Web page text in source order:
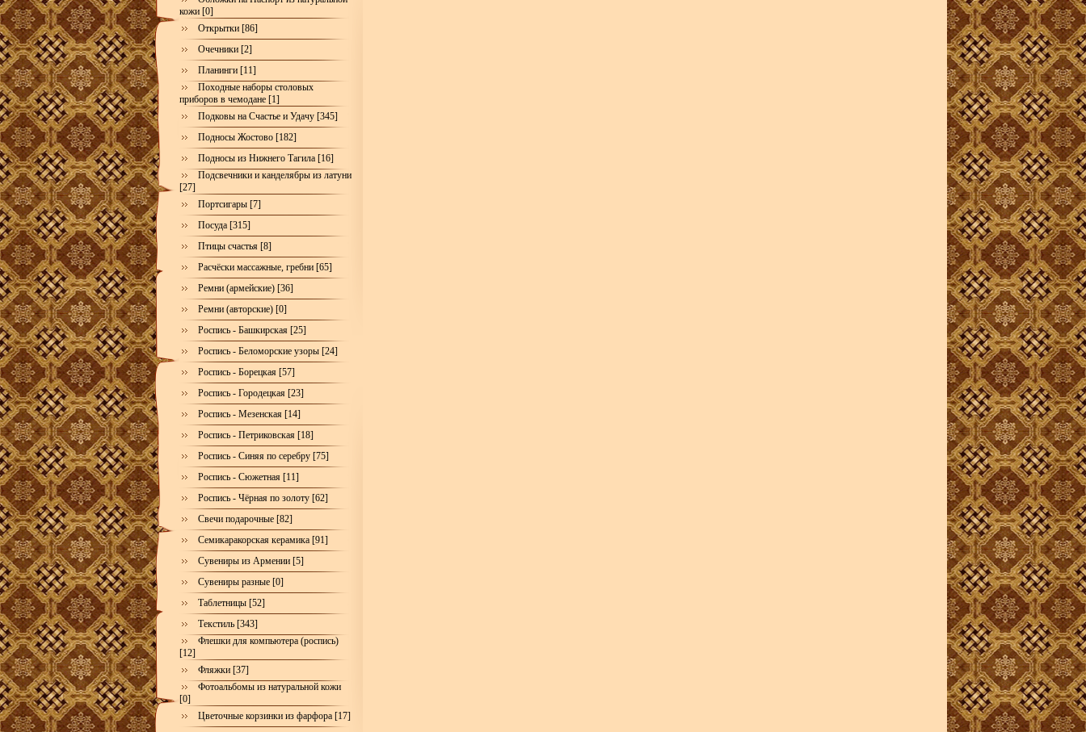
кожи [0]
Открытки [86]
Очечники [2]
Планинги [11]
Походные наборы столовых
приборов в чемодане [1]
Подковы на Счастье и Удачу [345]
Подносы Жостово [182]
Подносы из Нижнего Тагила [16]
Подсвечники и канделябры из латуни
[27]
Портсигары [7]
Посуда [315]
Птицы счастья [8]
Расчёски массажные, гребни [65]
Ремни (армейские) [36]
Ремни (авторские) [0]
Роспись - Башкирская [25]
Роспись - Беломорские узоры [24]
Роспись - Борецкая [57]
Роспись - Городецкая [23]
Роспись - Мезенская [14]
Роспись - Петриковская [18]
Роспись - Синяя по серебру [75]
Роспись - Сюжетная [11]
Роспись - Чёрная по золоту [62]
Свечи подарочные [82]
Семикаракорская керамика [91]
Сувениры из Армении [5]
Сувениры разные [0]
Таблетницы [52]
Текстиль [343]
Флешки для компьютера (роспись)
[12]
Фляжки [37]
Фотоальбомы из натуральной кожи
[0]
Цветочные корзинки из фарфора [17]